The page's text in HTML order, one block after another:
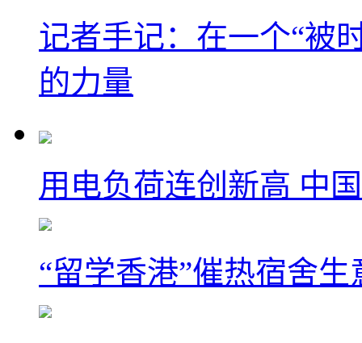
记者手记：在一个“被
的力量
用电负荷连创新高 中
“留学香港”催热宿舍